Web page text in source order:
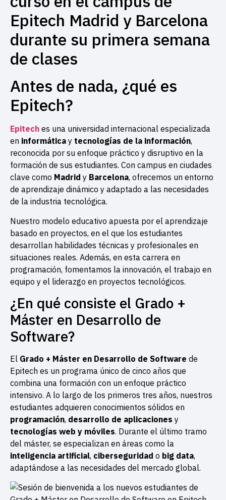
Antes de nada, ¿qué es
Epitech?
Epitech es una universidad internacional especializada
en informática y tecnologías de la información,
reconocida por su enfoque práctico y disruptivo en la
formación de sus estudiantes. Con campus en ciudades
clave como Madrid y Barcelona, ofrecemos un entorno
de aprendizaje dinámico y adaptado a las necesidades
de la industria tecnológica.
Nuestro modelo educativo apuesta por el aprendizaje
basado en proyectos, en el que los estudiantes
desarrollan habilidades técnicas y profesionales en
situaciones reales. Además, en esta carrera en
programación, fomentamos la innovación, el trabajo en
equipo y el liderazgo en proyectos tecnológicos.
¿En qué consiste el Grado +
Máster en Desarrollo de
Software?
El Grado + Máster en Desarrollo de Software de
Epitech es un programa único de cinco años que
combina una formación con un enfoque práctico
intensivo. A lo largo de los primeros tres años, nuestros
estudiantes adquieren conocimientos sólidos en
programación, desarrollo de aplicaciones y
tecnologías web y móviles. Durante el último tramo
del máster, se especializan en áreas como la
inteligencia artificial, ciberseguridad o big data,
adaptándose a las necesidades del mercado global.